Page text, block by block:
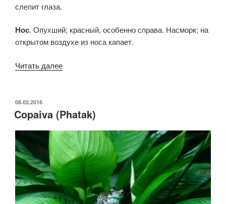
слепит глаза.
Нос. Опухший; красный, особенно справа. Насморк; на
открытом воздухе из носа капает.
Читать далее«Lithium
ОПУБЛИКОВАНО
08.02.2016
Copaiva (Phatak)